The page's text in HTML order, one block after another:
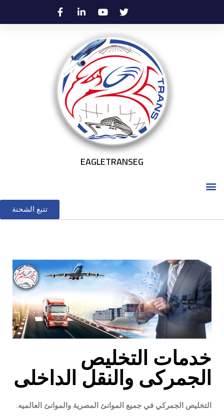
EAGLETRANSEG
تتبع الشحنة
خدمات التخليص
الجمركى والنقل الداخلى
التخليص الجمركي في جميع الموانئ المصرية والموانئ العالميه.